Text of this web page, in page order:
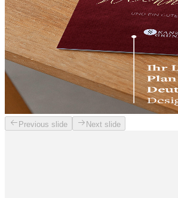
Previous slide Next slide